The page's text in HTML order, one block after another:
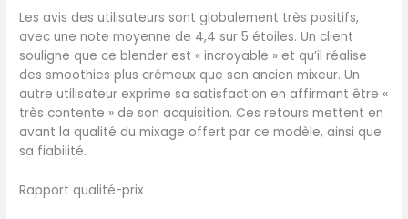
Les avis des utilisateurs sont globalement très positifs,
avec une note moyenne de 4,4 sur 5 étoiles. Un client
souligne que ce blender est « incroyable » et qu’il réalise
des smoothies plus crémeux que son ancien mixeur. Un
autre utilisateur exprime sa satisfaction en affirmant être «
très contente » de son acquisition. Ces retours mettent en
avant la qualité du mixage offert par ce modèle, ainsi que
sa fiabilité.
Rapport qualité-prix